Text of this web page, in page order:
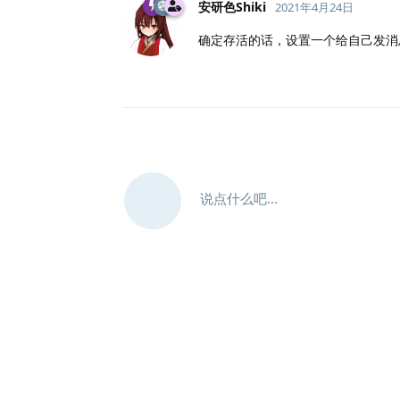
安研色Shiki 2021年4月24日
确定存活的话，设置一个给自己发
说点什么吧...